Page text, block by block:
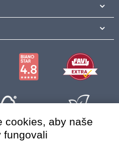
cookies, aby naše
fungovali